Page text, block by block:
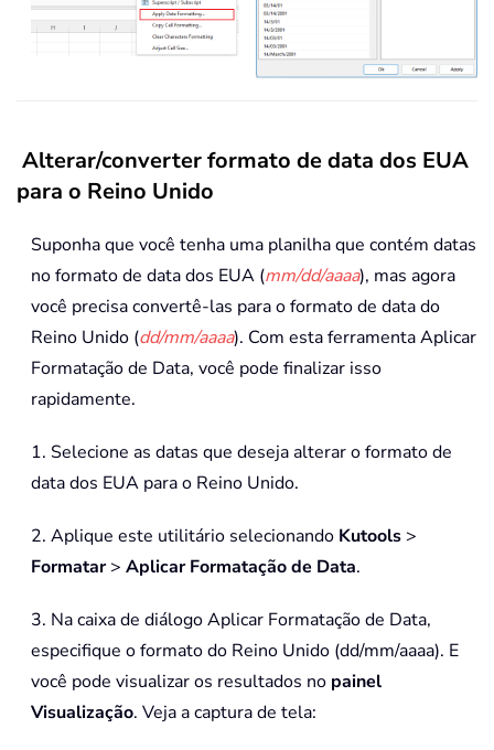
Alterar/converter formato de data dos EUA
para o Reino Unido
Suponha que você tenha uma planilha que contém datas
no formato de data dos EUA (mm/dd/aaaa), mas agora
você precisa convertê-las para o formato de data do
Reino Unido (dd/mm/aaaa). Com esta ferramenta Aplicar
Formatação de Data, você pode finalizar isso
rapidamente.
1. Selecione as datas que deseja alterar o formato de
data dos EUA para o Reino Unido.
2. Aplique este utilitário selecionando Kutools >
Formatar> Aplicar Formatação de Data.
3. Na caixa de diálogo Aplicar Formatação de Data,
especifique o formato do Reino Unido (dd/mm/aaaa). E
você pode visualizar os resultados no painel
Visualização. Veja a captura de tela: